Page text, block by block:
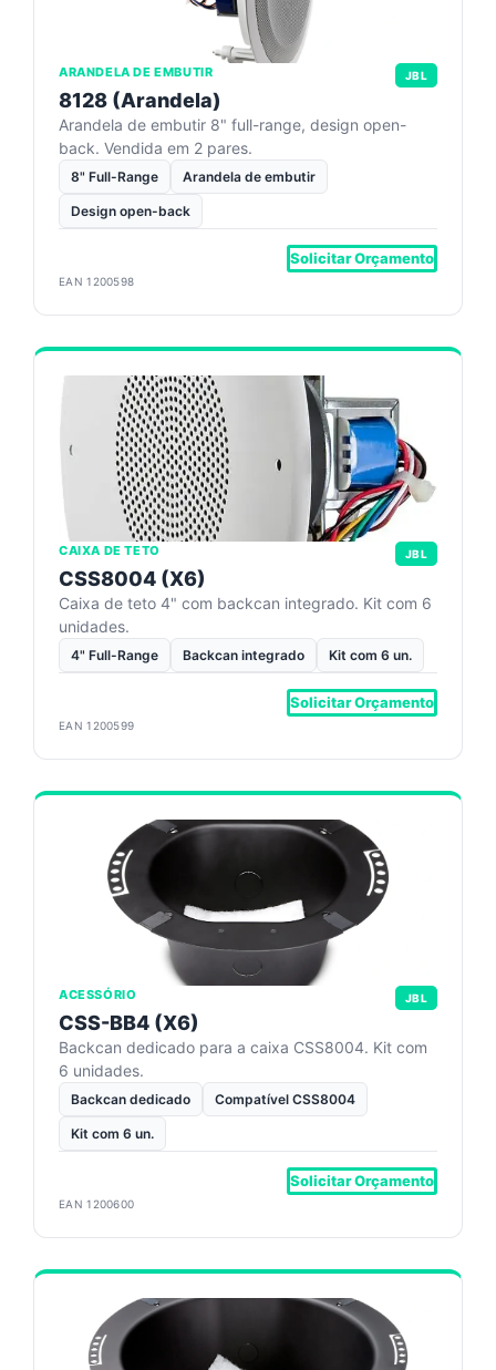
ARANDELA DE EMBUTIR JBL
8128 (Arandela)
Arandela de embutir 8" full-range, design open-
back. Vendida em 2 pares.
8" Full-Range Arandela de embutir
Design open-back
Solicitar Orçamento
EAN 1200598
CAIXA DE TETO JBL
CSS8004 (X6)
Caixa de teto 4" com backcan integrado. Kit com 6
unidades.
4" Full-Range Backcan integrado Kit com 6 un.
Solicitar Orçamento
EAN 1200599
ACESSÓRIO JBL
CSS-BB4 (X6)
Backcan dedicado para a caixa CSS8004. Kit com
6 unidades.
Backcan dedicado Compatível CSS8004
Kit com 6 un.
Solicitar Orçamento
EAN 1200600